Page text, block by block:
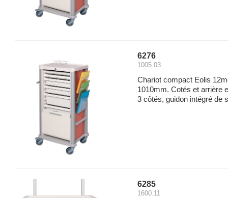
6276
1005.03
Chariot compact Eolis
1010mm. Cotés et arrière
3 côtés, guidon intégré de
6285
1600.11